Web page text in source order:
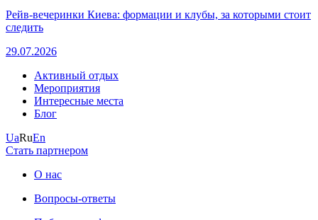
Рейв-вечеринки Киева: формации и клубы, за которыми стоит
следить
29.07.2026
Активный отдых
Мероприятия
Интересные места
Блог
UaRuEn
Стать партнером
О нас
Вопросы-ответы